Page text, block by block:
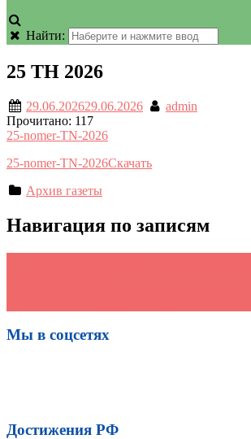
Найти:
25 ТН 2026
29.06.202629.06.2026
admin
Прочитано: 117
25-nomer-TN-2026
25-nomer-TN-2026Скачать
Архив газеты
Навигация по записям
Мы в соцсетях
Достижения РФ